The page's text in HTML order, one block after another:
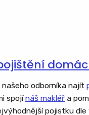
či rekreační objekt
domek
a terasy
zdi a zpevněné
a zahradní jezírka
a fotovoltaické
sítí – voda,
odborníka najít
spojínáš makléř a
pojistku